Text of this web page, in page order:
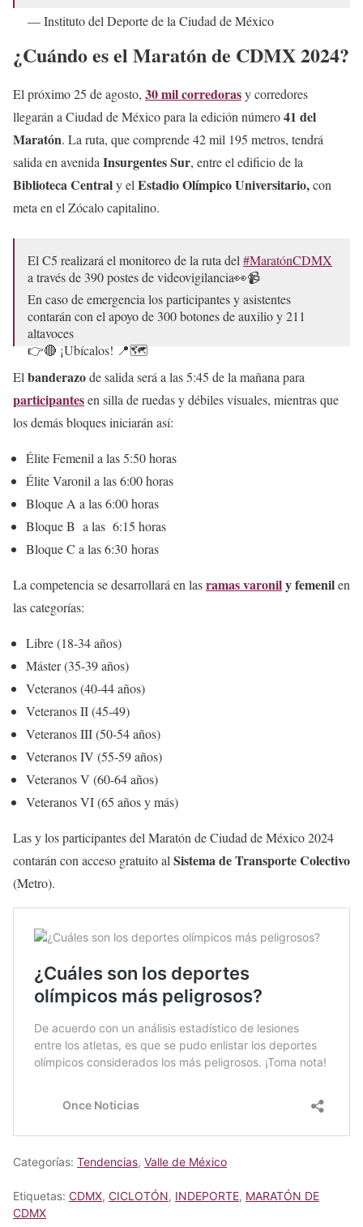
— Instituto del Deporte de la Ciudad de México
¿Cuándo es el Maratón de CDMX 2024?
El próximo 25 de agosto, 30 mil corredorasy corredores
llegarán a Ciudad de México para la edición número41 del
Maratón. La ruta, que comprende 42 mil 195 metros, tendrá
salida en avenida Insurgentes Sur, entre el edificio de la
Biblioteca Centraly el Estadio Olímpico Universitario,con
meta en el Zócalo capitalino.
El C5 realizará el monitoreo de la ruta del #MaratónCDMX
a través de 390 postes de videovigilancia👀📹
En caso de emergencia los participantes y asistentes
contarán con el apoyo de 300 botones de auxilio y 211
altavoces
👉🔴 ¡Ubícalos! 📍🗺️
🎽✅#C5conConfianzapic.twitter.com/t2S0bu4ZyF
— C5 CDMX (@C5_CDMX)August 21, 2024
El banderazode salida será a las 5:45 de la mañana para
participantesen silla de ruedas y débiles visuales, mientras que
los demás bloques iniciarán así:
Élite Femenil a las 5:50 horas
Élite Varonil a las 6:00 horas
Bloque A a las 6:00 horas
Bloque B a las 6:15 horas
Bloque C a las 6:30 horas
La competencia se desarrollará en lasramas varonily femenilen
las categorías:
Libre (18-34 años)
Máster (35-39 años)
Veteranos (40-44 años)
Veteranos II (45-49)
Veteranos III (50-54 años)
Veteranos IV (55-59 años)
Veteranos V (60-64 años)
Veteranos VI (65 años y más)
Las y los participantes del Maratón de Ciudad de México 2024
contarán con acceso gratuito al Sistema de Transporte Colectivo
(Metro).
Categorías: Tendencias, Valle de México
Etiquetas: CDMX, CICLOTÓN, INDEPORTE, MARATÓN DE
CDMX